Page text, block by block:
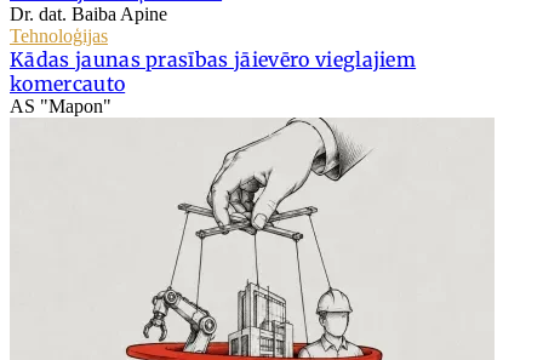
Dr. dat. Baiba Apine
Tehnoloģijas
Kādas jaunas prasības jāievēro vieglajiem
komercauto
AS "Mapon"